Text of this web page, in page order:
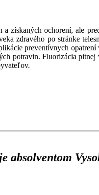
ochorení, ale
zdravého po stránke
preventívnych
potravin. Fluorizácia